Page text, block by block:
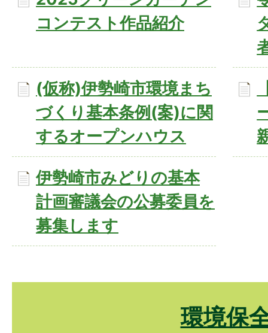
コンテスト作品紹介
(仮称)伊勢崎市環境まち
づくり基本条例(案)に関
するオープンハウス
伊勢崎市みどりの基本
計画審議会の公募委員を
募集します
環境保